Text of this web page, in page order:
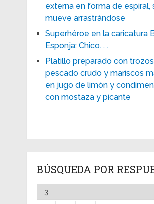
externa en forma de espiral,
mueve arrastrándose
Superhéroe en la caricatura
Esponja: Chico. . .
Platillo preparado con
pescado crudo y mariscos
en jugo de limón y
con mostaza y picante
BÚSQUEDA POR